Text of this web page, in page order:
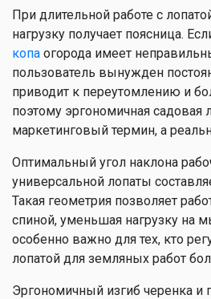
При длительной работе с
нагрузку получает поясница.
копа огорода имеет
пользователь вынужден
приводит к переутомлению и
поэтому эргономичная садовая
маркетинговый термин, а
Оптимальный угол наклона
универсальной лопаты
Такая геометрия позволяет
спиной, уменьшая нагрузку на
особенно важно для тех, кто
лопатой для земляных работ
Эргономичный изгиб черенка и